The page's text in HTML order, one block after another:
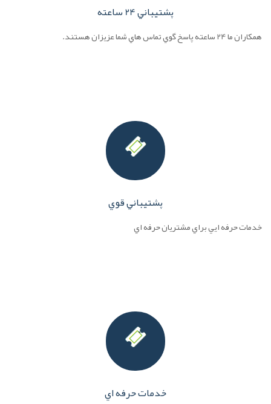
پشتيباني 24 ساعته
همکاران ما 24 ساعته پاسخ گوي تماس هاي شما عزيزان هستند.
پشتيباني قوي
خدمات حرفه ايي براي مشتريان حرفه اي
خدمات حرفه اي